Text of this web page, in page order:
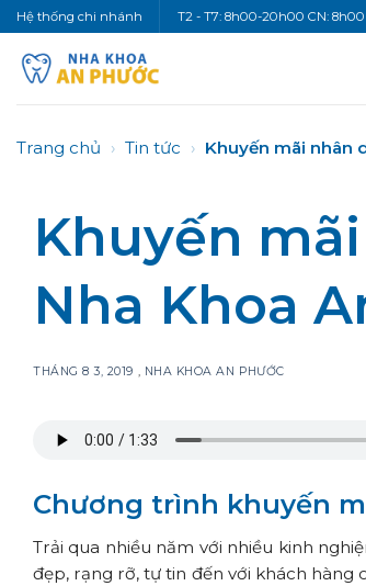
Bỏ
qua
nội
Hệ thống chi nhánh T2 - T7: 8h00-20h00 CN:
Trang chủ › Tin tức › Khuyến mãi nhân
Khuyến
Nha Khoa
THÁNG 8 3, 2019 , NHA KHOA AN PHƯỚC
Chương trình khuyến
Trải qua nhiều năm với nhiều kinh
đẹp, rạng rỡ, tự tin đến với khách hàng